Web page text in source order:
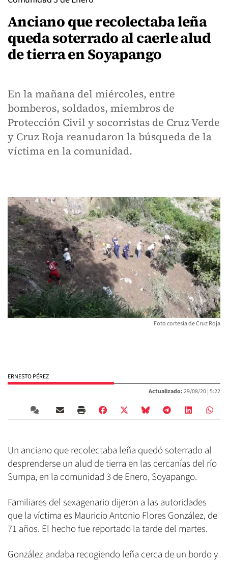
Anciano que recolectaba leña
queda soterrado al caerle alud
de tierra en Soyapango
En la mañana del miércoles, entre
bomberos, soldados, miembros de
Protección Civil y socorristas de Cruz Verde
y Cruz Roja reanudaron la búsqueda de la
víctima en la comunidad.
Foto cortesía de Cruz Roja
ERNESTO PÉREZ
Actualizado:29/08/20 |5:22
Un anciano que recolectaba leña quedó soterrado al
desprenderse un alud de tierra en las cercanías del río
Sumpa, en la comunidad 3 de Enero, Soyapango.
Familiares del sexagenario dijeron a las autoridades
que la víctima es Mauricio Antonio Flores González, de
71 años. El hecho fue reportado la tarde del martes.
González andaba recogiendo leña cerca de un bordo y